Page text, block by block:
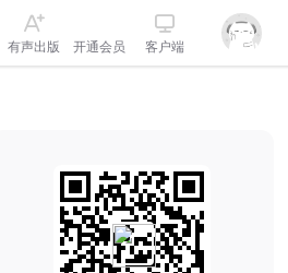
有声出版 开通会员 客户端